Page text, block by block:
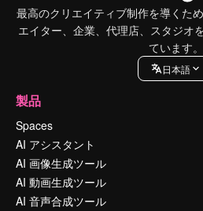
最高のクリエイティブ制作を導くた
エイター、企業、代理店、スタジオ
ています。
日本語
製品
Spaces
AI アシスタント
AI 画像生成ツール
AI 動画生成ツール
AI 音声合成ツール